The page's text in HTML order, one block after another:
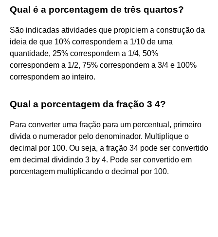
Qual é a porcentagem de três quartos?
São indicadas atividades que propiciem a construção da
ideia de que 10% correspondem a 1/10 de uma
quantidade, 25% correspondem a 1/4, 50%
correspondem a 1/2, 75% correspondem a 3/4 e 100%
correspondem ao inteiro.
Qual a porcentagem da fração 3 4?
Para converter uma fração para um percentual, primeiro
divida o numerador pelo denominador. Multiplique o
decimal por 100. Ou seja, a fração 34 pode ser convertido
em decimal dividindo 3 by 4. Pode ser convertido em
porcentagem multiplicando o decimal por 100.